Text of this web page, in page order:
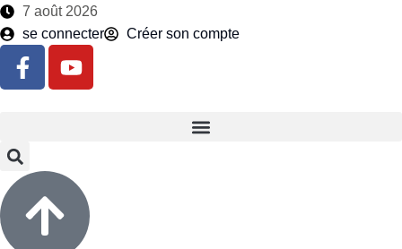
7 août 2026
se connecter
Créer son compte